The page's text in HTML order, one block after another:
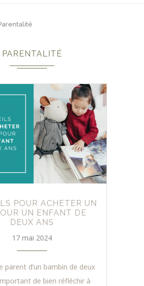
PARENTALITÉ
POUR ACHETER UN
UN ENFANT DE
DEUX ANS
17 mai 2024
parent d’un bambin de deux
de bien réfléchir à